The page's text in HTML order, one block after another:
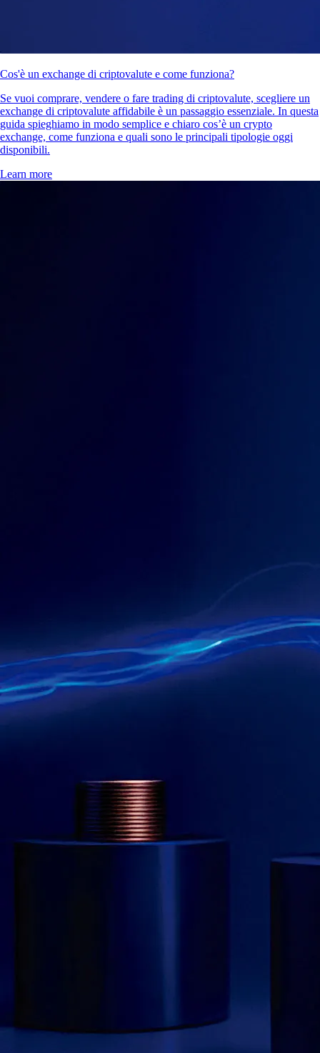
Cos'è un exchange di criptovalute e come funziona?
Se vuoi comprare, vendere o fare trading di criptovalute, scegliere un
exchange di criptovalute affidabile è un passaggio essenziale. In questa
guida spieghiamo in modo semplice e chiaro cos’è un crypto
exchange, come funziona e quali sono le principali tipologie oggi
disponibili.
Learn more